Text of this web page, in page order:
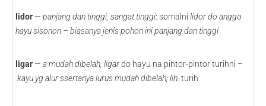
lidor — panjang dan tinggi, sangat tinggi: somalni lidor do anggo
hayu sisonon – biasanya jenis pohon ini panjang dan tinggi
ligar — amudah dibelah; ligardo hayu na pintor-pintor turihni –
kayu yg alur ssertanya lurus mudah dibelah; lih. turih